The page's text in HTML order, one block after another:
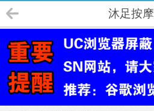
沐足按摩